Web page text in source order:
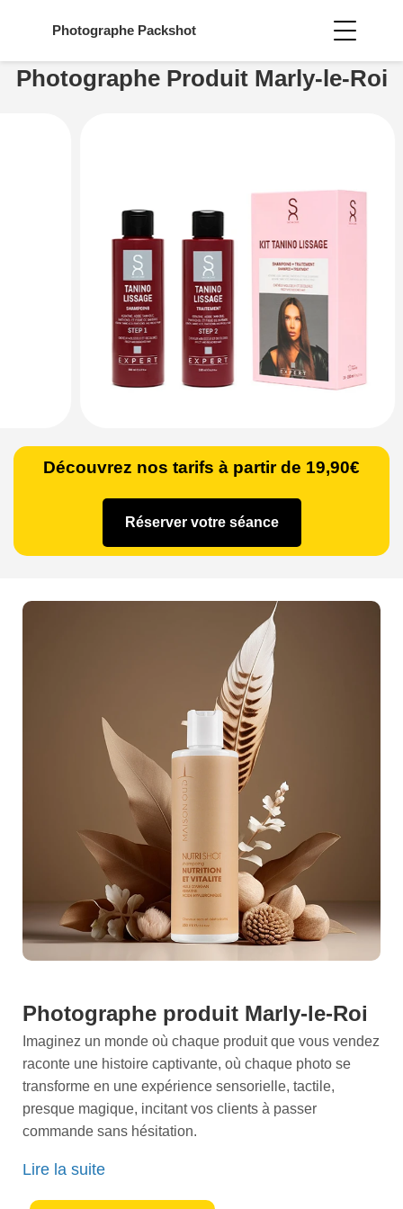
Photographe Packshot
Photographe Produit Marly-le-Roi
Découvrez nos tarifs à partir de 19,90€
Réserver votre séance
Photographe produit Marly-le-Roi
Imaginez un monde où chaque produit que vous vendez
raconte une histoire captivante, où chaque photo se
transforme en une expérience sensorielle, tactile,
presque magique, incitant vos clients à passer
commande sans hésitation.
chaque cliché est une oeuvre d'art soigneusement
élaborée pour mettre en valeur vos produits avec un
Lire la suite